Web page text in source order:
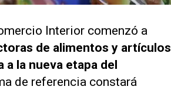
Interior comenzó a
de alimentos y artículos
la nueva etapa del
de referencia constará